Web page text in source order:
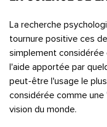
La recherche
tournure positive ces
simplement considérée
l'aide apportée par
peut-être l'usage le
considérée comme
vision du monde.